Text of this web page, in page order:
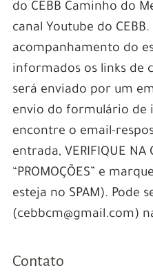
do CEBB Caminho do
canal Youtube do
acompanhamento do
informados os links de
será enviado por um
envio do formulário de
encontre o email-
entrada, VERIFIQUE NA
“PROMOÇÕES” e
esteja no SPAM). Pode
(cebbcm@gmail.com)
Contato